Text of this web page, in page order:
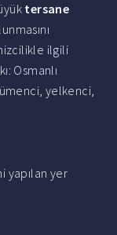
tersane
ilgili
Osmanlı
yelkenci,
yapılan yer